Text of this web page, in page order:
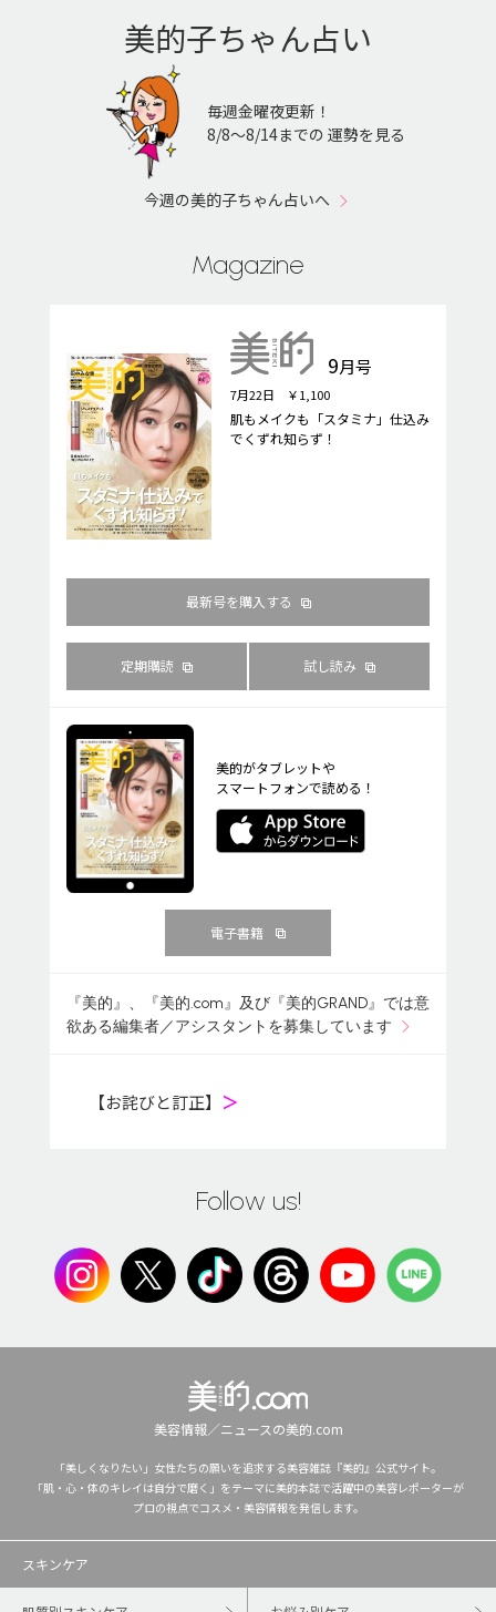
美的子ちゃん占い
毎週金曜夜更新！
8/8〜8/14までの 運勢を見る
今週の美的子ちゃん占いへ
Magazine
9月号
7月22日 ￥1,100
肌もメイクも「スタミナ」仕込み
でくずれ知らず！
最新号を購入する
定期購読 試し読み
美的がタブレットや
スマートフォンで読める！
電子書籍
『美的』、『美的.com』及び『美的GRAND』では意
欲ある編集者／アシスタントを募集しています
【お詫びと訂正】 ＞
Follow us!
美容情報／ニュースの美的.com
「美しくなりたい」女性たちの願いを追求する美容雑誌『美的』公式サイト。
「肌・心・体のキレイは自分で磨く」をテーマに美的本誌で活躍中の美容レポーターが
プロの視点でコスメ・美容情報を発信します。
スキンケア